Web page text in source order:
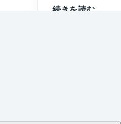
続きを読む